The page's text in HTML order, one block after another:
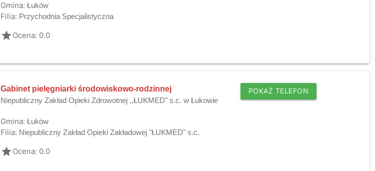
Gmina: Łuków
Filia: Przychodnia Specjalistyczna
gradeOcena: 0.0
Gabinet pielęgniarki środowiskowo-rodzinnej
Niepubliczny Zakład Opieki Zdrowotnej ,,ŁUKMED" s.c. w Łukowie
POKAŻ TELEFON
Gmina: Łuków
Filia: Niepubliczny Zakład Opieki Zakładowej "ŁUKMED" s.c.
gradeOcena: 0.0